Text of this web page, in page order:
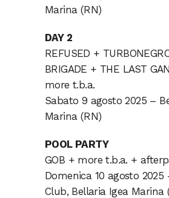
Marina (RN)
DAY 2
REFUSED +
BRIGADE + THE LAST
more t.b.a.
Sabato 9 agosto 2025 –
Marina (RN)
POOL PARTY
GOB + more t.b.a. +
Domenica 10 agosto 2025
Club, Bellaria Igea Marina